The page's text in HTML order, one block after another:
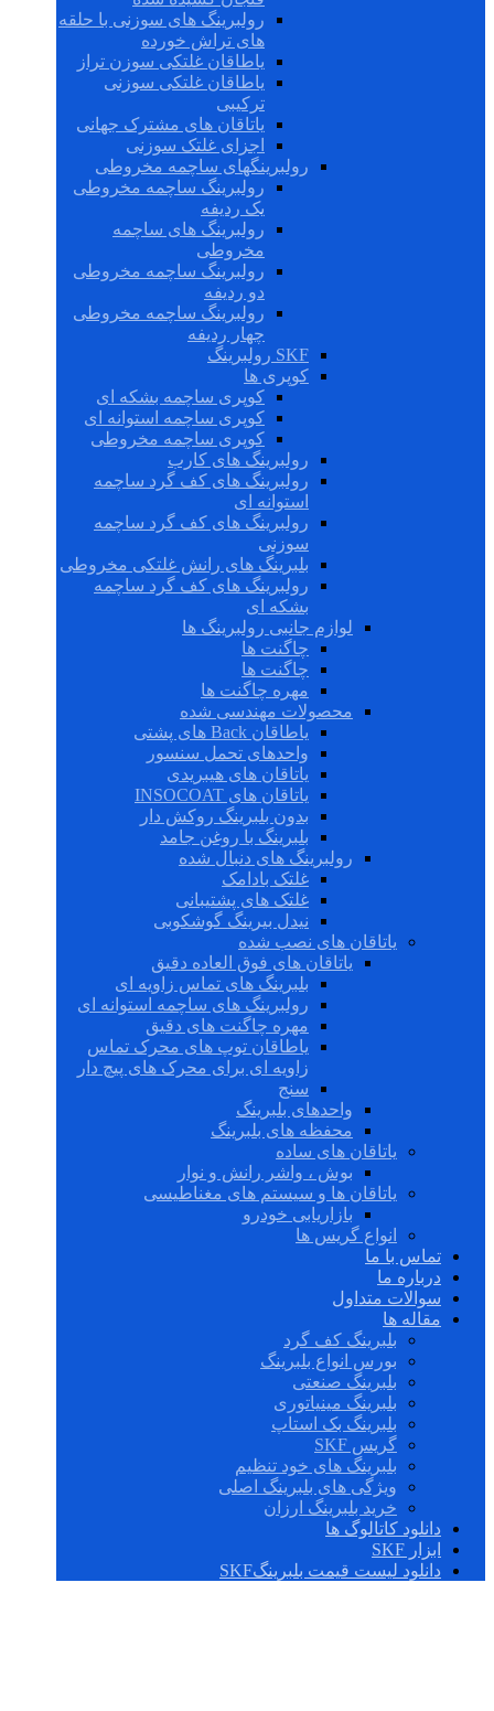
رولبرینگ های سوزنی با حلقه
های تراش خورده
یاطاقان غلتکی سوزن تراز
یاطاقان غلتکی سوزنی
ترکیبی
یاتاقان های مشترک جهانی
اجزای غلتک سوزنی
رولبرینگهای ساچمه مخروطی
رولبرینگ ساچمه مخروطی
یک ردیفه
رولبرینگ های ساچمه
مخروطی
رولبرینگ ساچمه مخروطی
دو ردیفه
رولبرینگ ساچمه مخروطی
چهار ردیفه
SKF رولبرینگ
کوپری ها
کوپری ساچمه بشکه ای
کوپری ساچمه استوانه ای
کوپری ساچمه مخروطی
رولبرینگ های کارب
رولبرینگ های کف گرد ساچمه
استوانه ای
رولبرینگ های کف گرد ساچمه
سوزنی
بلبرینگ های رانش غلتکی مخروطی
رولبرینگ های کف گرد ساچمه
بشکه ای
لوازم جانبی رولبرینگ ها
چاگنت ها
چاگنت ها
مهره چاگنت ها
محصولات مهندسی شده
یاطاقان Back های پشتی
واحدهای تحمل سنسور
یاتاقان های هیبریدی
یاتاقان های INSOCOAT
بدون بلبرینگ روکش دار
بلبرینگ با روغن جامد
رولبرینگ های دنبال شده
غلتک بادامک
غلتک های پشتیبانی
نیدل بیرینگ گوشکوبی
یاتاقان های نصب شده
یاتاقان های فوق العاده دقیق
بلبرینگ های تماس زاویه ای
رولبرینگ های ساچمه استوانه ای
مهره چاگنت های دقیق
یاطاقان توپ های محرک تماس
زاویه ای برای محرک های پیچ دار
سنج
واحدهای بلبرینگ
محفظه های بلبرینگ
یاتاقان های ساده
بوش ، واشر رانش و نوار
یاتاقان ها و سیستم های مغناطیسی
بازاریابی خودرو
انواع گریس ها
تماس با ما
درباره ما
سوالات متداول
مقاله ها
بلبرینگ کف گرد
بورس انواع بلبرینگ
بلبرینگ صنعتی
بلبرینگ مینیاتوری
بلبرینگ بک استاپ
گریس SKF
بلبرینگ های خود تنظیم
ویژگی های بلبرینگ اصلی
خرید بلبرینگ ارزان
دانلود کاتالوگ ها
ابزار SKF
دانلود لیست قیمت بلبرینگSKF